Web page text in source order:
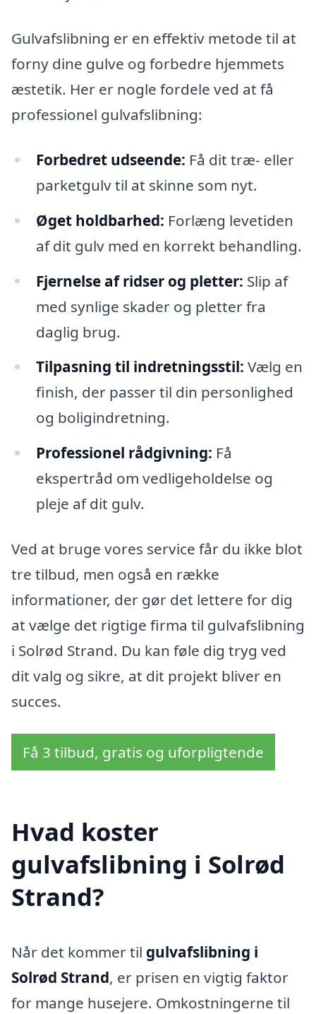
Gulvafslibning er en effektiv metode til at
forny dine gulve og forbedre hjemmets
æstetik. Her er nogle fordele ved at få
professionel gulvafslibning:
Forbedret udseende: Få dit træ- eller
parketgulv til at skinne som nyt.
Øget holdbarhed: Forlæng levetiden
af dit gulv med en korrekt behandling.
Fjernelse af ridser og pletter: Slip af
med synlige skader og pletter fra
daglig brug.
Tilpasning til indretningsstil: Vælg en
finish, der passer til din personlighed
og boligindretning.
Professionel rådgivning: Få
ekspertråd om vedligeholdelse og
pleje af dit gulv.
Ved at bruge vores service får du ikke blot
tre tilbud, men også en række
informationer, der gør det lettere for dig
at vælge det rigtige firma til gulvafslibning
i Solrød Strand. Du kan føle dig tryg ved
dit valg og sikre, at dit projekt bliver en
succes.
Få 3 tilbud, gratis og uforpligtende
Hvad koster
gulvafslibning i Solrød
Strand?
Når det kommer til gulvafslibning i
Solrød Strand, er prisen en vigtig faktor
for mange husejere. Omkostningerne til